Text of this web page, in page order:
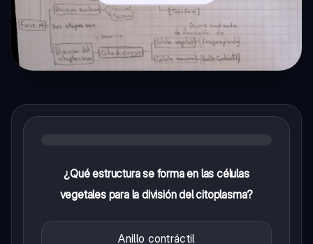
¿Qué estructura se forma en las células
vegetales para la división del citoplasma?
Anillo contráctil